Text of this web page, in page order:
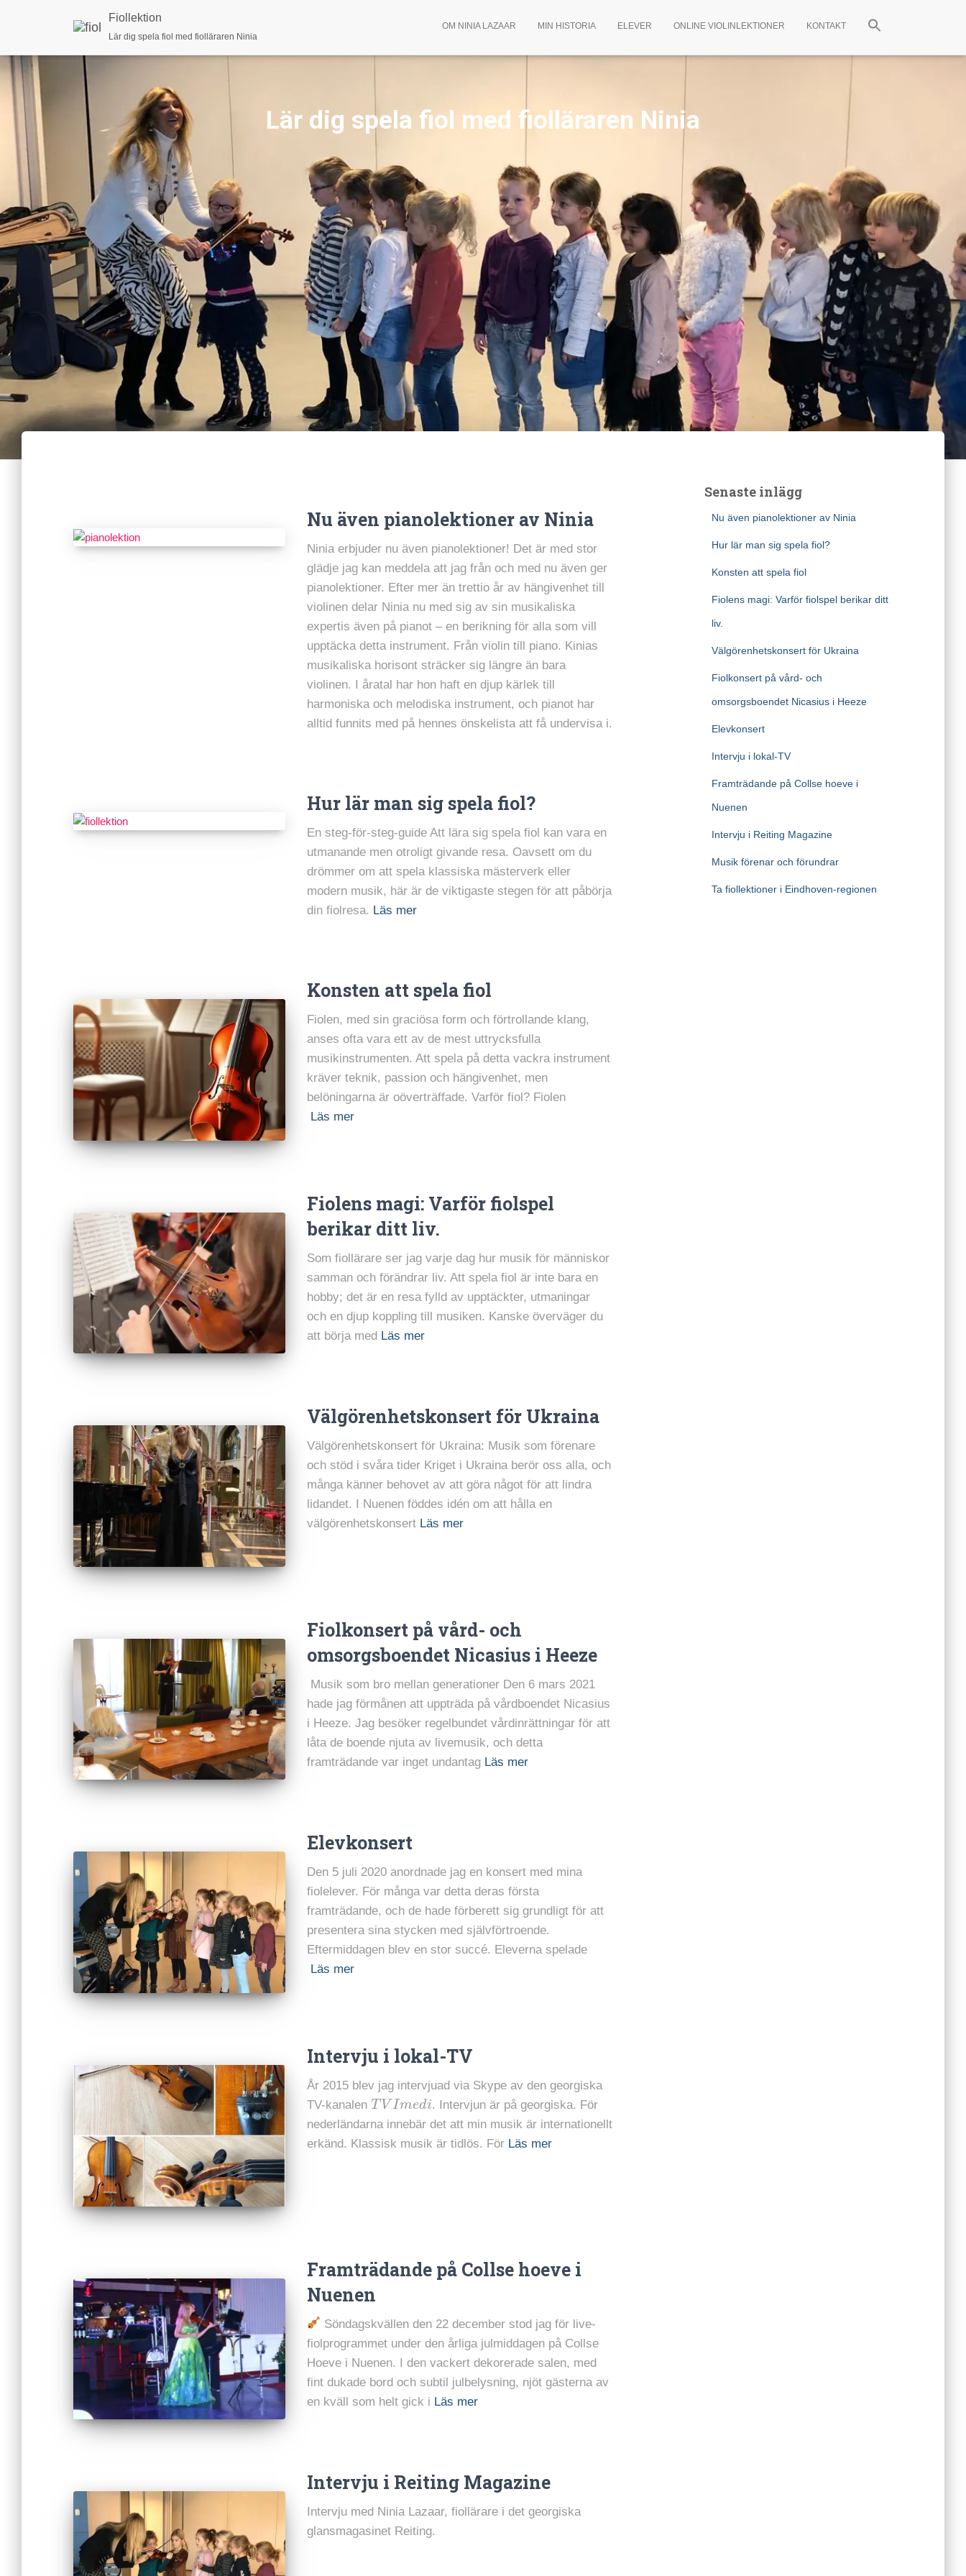
Fiollektion
Lär dig spela fiol med fiolläraren Ninia
OM NINIA LAZAAR MIN HISTORIA ELEVER ONLINE VIOLINLEKTIONER KONTAKT
Lär dig spela fiol med fiolläraren Ninia
Nu även pianolektioner av Ninia
Ninia erbjuder nu även pianolektioner! Det är med stor
glädje jag kan meddela att jag från och med nu även ger
pianolektioner. Efter mer än trettio år av hängivenhet till
violinen delar Ninia nu med sig av sin musikaliska
expertis även på pianot – en berikning för alla som vill
upptäcka detta instrument. Från violin till piano. Kinias
musikaliska horisont sträcker sig längre än bara
violinen. I åratal har hon haft en djup kärlek till
harmoniska och melodiska instrument, och pianot har
alltid funnits med på hennes önskelista att få undervisa i.
Hur lär man sig spela fiol?
En steg-för-steg-guide Att lära sig spela fiol kan vara en
utmanande men otroligt givande resa. Oavsett om du
drömmer om att spela klassiska mästerverk eller
modern musik, här är de viktigaste stegen för att påbörja
din fiolresa. Läs mer
Konsten att spela fiol
Fiolen, med sin graciösa form och förtrollande klang,
anses ofta vara ett av de mest uttrycksfulla
musikinstrumenten. Att spela på detta vackra instrument
kräver teknik, passion och hängivenhet, men
belöningarna är oöverträffade. Varför fiol? Fiolen
Läs mer
Fiolens magi: Varför fiolspel
berikar ditt liv.
Som fiollärare ser jag varje dag hur musik för människor
samman och förändrar liv. Att spela fiol är inte bara en
hobby; det är en resa fylld av upptäckter, utmaningar
och en djup koppling till musiken. Kanske överväger du
att börja med Läs mer
Välgörenhetskonsert för Ukraina
Välgörenhetskonsert för Ukraina: Musik som förenare
och stöd i svåra tider Kriget i Ukraina berör oss alla, och
många känner behovet av att göra något för att lindra
lidandet. I Nuenen föddes idén om att hålla en
välgörenhetskonsert Läs mer
Fiolkonsert på vård- och
omsorgsboendet Nicasius i Heeze
Musik som bro mellan generationer Den 6 mars 2021
hade jag förmånen att uppträda på vårdboendet Nicasius
i Heeze. Jag besöker regelbundet vårdinrättningar för att
låta de boende njuta av livemusik, och detta
framträdande var inget undantag Läs mer
Elevkonsert
Den 5 juli 2020 anordnade jag en konsert med mina
fiolelever. För många var detta deras första
framträdande, och de hade förberett sig grundligt för att
presentera sina stycken med självförtroende.
Eftermiddagen blev en stor succé. Eleverna spelade
Läs mer
Intervju i lokal-TV
År 2015 blev jag intervjuad via Skype av den georgiska
TV-kanalen
TVIm
. Intervjun är på georgiska. För
nederländarna innebär det att min musik är internationellt
erkänd. Klassisk musik är tidlös. För Läs mer
Framträdande på Collse hoeve i
Nuenen
Söndagskvällen den 22 december stod jag för live-
fiolprogrammet under den årliga julmiddagen på Collse
Hoeve i Nuenen. I den vackert dekorerade salen, med
fint dukade bord och subtil julbelysning, njöt gästerna av
en kväll som helt gick i Läs mer
Intervju i Reiting Magazine
Intervju med Ninia Lazaar, fiollärare i det georgiska
glansmagasinet Reiting.
Senaste inlägg
Nu även pianolektioner av Ninia
Hur lär man sig spela fiol?
Konsten att spela fiol
Fiolens magi: Varför fiolspel berikar ditt
liv.
Välgörenhetskonsert för Ukraina
Fiolkonsert på vård- och
omsorgsboendet Nicasius i Heeze
Elevkonsert
Intervju i lokal-TV
Framträdande på Collse hoeve i
Nuenen
Intervju i Reiting Magazine
Musik förenar och förundrar
Ta fiollektioner i Eindhoven-regionen